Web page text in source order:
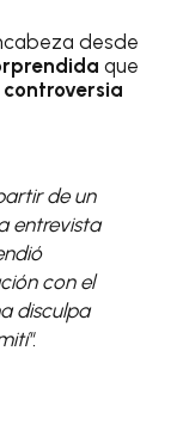
desde
que
controversia
de un
entrevista
con el
disculpa